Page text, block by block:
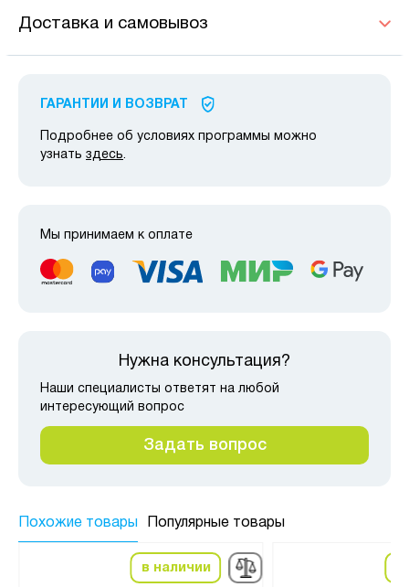
Доставка и самовывоз
ГАРАНТИИ И ВОЗВРАТ
Подробнее об условиях программы можно
узнать здесь.
Мы принимаем к оплате
Нужна консультация?
Наши специалисты ответят на любой
интересующий вопрос
Задать вопрос
Похожие товары Популярные товары
в наличии